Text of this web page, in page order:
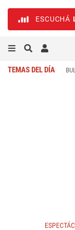
ESCUCHÁ
TEMAS DEL DÍA